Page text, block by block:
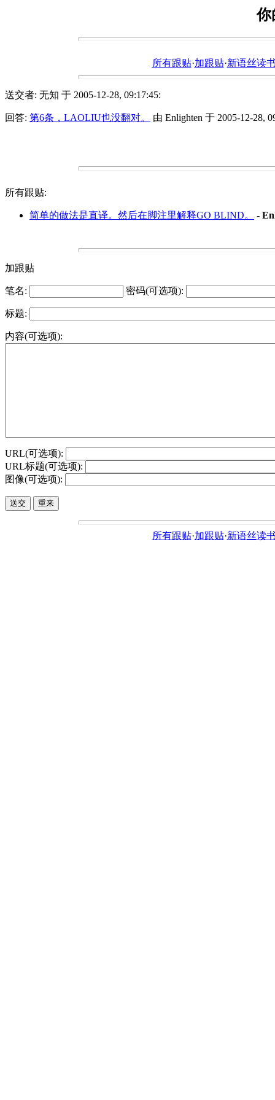
你
所有跟贴·加跟贴·新语丝读
送交者: 无知 于 2005-12-28, 09:17:45:
回答: 第6条，LAOLIU也没翻对。 由 Enlighten 于 2005-12-28,
所有跟贴:
简单的做法是直译。然后在脚注里解释GO BLIND。 -
加跟贴
笔名: 密码(可选项):
标题:
内容(可选项):
URL(可选项):
URL标题(可选项):
图像(可选项):
所有跟贴·加跟贴·新语丝读